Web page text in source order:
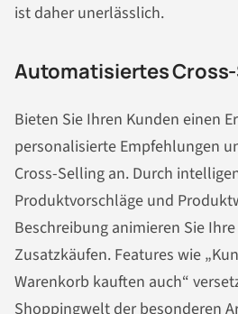
ist daher unerlässlich.
Automatisiertes
Bieten Sie Ihren Kunden einen
personalisierte Empfehlungen
Cross-Selling an. Durch
Produktvorschläge und
Beschreibung animieren Sie
Zusatzkäufen. Features wie
Warenkorb kauften auch“
Shoppingwelt der besonderen